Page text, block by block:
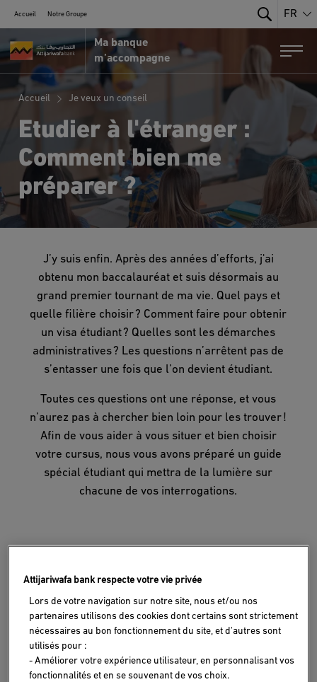
Accueil Notre Groupe
Search
FR
Portail MRE par Attijariwafa Bank
Ma banque
m’accompagne
Accueil Je veux un conseil
Etudier à l'étranger :
Comment bien me
préparer ?
J’y suis enfin. Après des années d’efforts, j'ai
obtenu mon baccalauréat et suis désormais au
grand premier tournant de ma vie. Quel pays et
quelle filière choisir ? Comment faire pour obtenir
un visa étudiant ? Quelles sont les démarches
administratives ? Les questions n’arrêtent pas de
s’entasser une fois que l’on devient étudiant.
Toutes ces questions ont une réponse, et vous
n’aurez pas à chercher bien loin pour les trouver !
Afin de vous aider à vous situer et bien choisir
votre cursus, nous vous avons préparé un guide
spécial étudiant qui mettra de la lumière sur
chacune de vos interrogations.
Attijariwafa bank respecte votre vie privée
Lors de votre navigation sur notre site, nous et/ou nos
partenaires utilisons des cookies dont certains sont strictement
nécessaires au bon fonctionnement du site, et d'autres sont
utilisés pour :
- Améliorer votre expérience utilisateur, en personnalisant vos
fonctionnalités et en se souvenant de vos choix.